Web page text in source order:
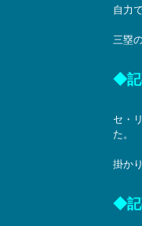
自力
三塁
◆記
セ・
た。
掛か
◆記